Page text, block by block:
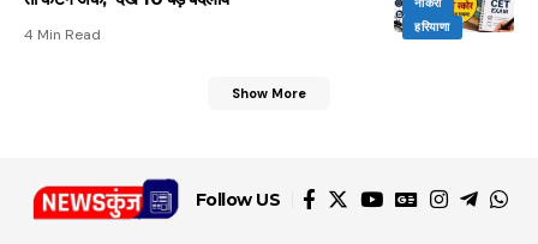
हरियाणा
4 Min Read
Show More
Follow US